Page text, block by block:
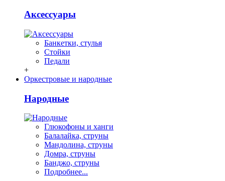
Аксессуары
Банкетки, стулья
Стойки
Педали
+
Оркестровые и народные
Народные
Глюкофоны и ханги
Балалайка, струны
Мандолина, струны
Домра, струны
Банджо, струны
Подробнее...